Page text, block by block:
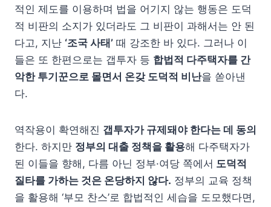
적인 제도를 이용하며 법을 어기지 않는 행동은 도덕
적 비판의 소지가 있더라도 그 비판이 과해서는 안 된
다고, 지난 ‘조국 사태’ 때 강조한 바 있다. 그러나 이
들은 또 한편으로는 갭투자 등 합법적 다주택자를 간
악한 투기꾼으로 몰면서 온갖 도덕적 비난을 쏟아낸
다.
역작용이 확연해진 갭투자가 규제돼야 한다는 데 동의
한다. 하지만 정부의 대출 정책을 활용해 다주택자가
된 이들을 향해, 다름 아닌 정부·여당 쪽에서 도덕적
질타를 가하는 것은 온당하지 않다. 정부의 교육 정책
을 활용해 ‘부모 찬스’로 합법적인 세습을 도모했다면,